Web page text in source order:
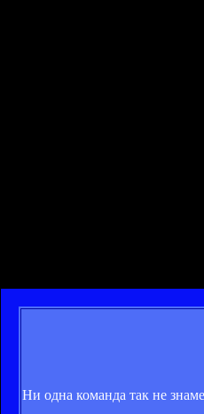
Ни одна команда так не